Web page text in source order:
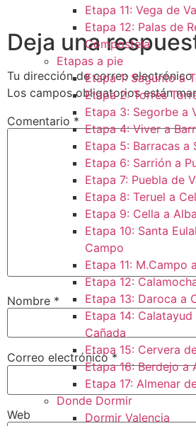
Etapa 11: Vega de
Etapa 12: Palas de
Compostela
Etapas a pie
Etapa 1: Sagunto a
Etapa 2: Torres
Etapa 3: Segorbe a
Etapa 4: Viver a
Etapa 5: Barracas a
Etapa 6: Sarrión a
Etapa 7: Puebla de
Etapa 8: Teruel a
Etapa 9: Cella a Alba
Etapa 10: Santa
Campo​
Etapa 11: M.Campo
Etapa 12:
Etapa 13: Daroca a
Etapa 14:
Cañada​
Etapa 15: Cervera
Etapa 16: Berdejo a
Etapa 17: Almenar
Donde Dormir
Dormir Valencia
Deja una
Tu dirección de correo electrónico
Los campos obligatorios están
Comentario *
Nombre *
Correo electrónico*
Web